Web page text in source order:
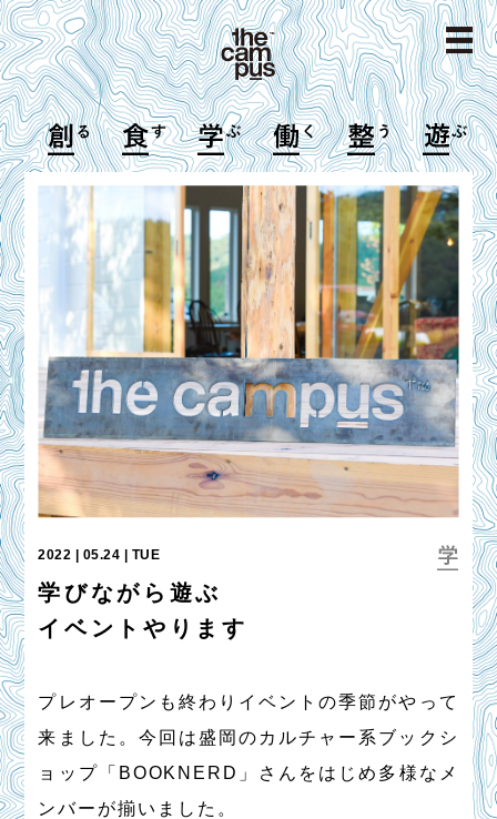
2022 | 05.24 | TUE
学びながら遊ぶ
イベントやります
プレオープンも終わりイベントの季節がやって
来ました。今回は盛岡のカルチャー系ブックシ
ョップ「BOOKNERD」さんをはじめ多様なメ
ンバーが揃いました。